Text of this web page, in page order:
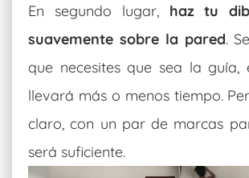
En segundo lugar, haz tu
suavemente sobre la pared.
que necesites que sea la guía,
llevará más o menos tiempo.
claro, con un par de marcas
será suficiente.